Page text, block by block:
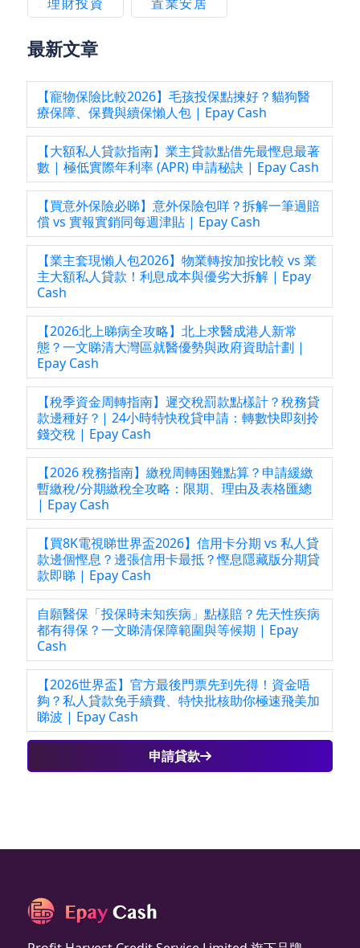
最新文章
【寵物保險比較2026】毛孩投保點揀好？貓狗醫
療保障、保費與續保懶人包 | Epay Cash
【大額私人貸款指南】業主貸款點借先最慳息最著
數 | 極低實際年利率 (APR) 申請秘訣 | Epay Cash
【買意外保險必睇】意外保險包咩？拆解一筆過賠
償 vs 實報實銷同每週津貼 | Epay Cash
【業主套現懶人包2026】物業轉按加按比較 vs 業
主大額私人貸款！利息成本與優劣大拆解 | Epay
Cash
【2026北上睇病全攻略】北上求醫成港人新常
態？一文睇清大灣區就醫優勢與政府資助計劃 |
Epay Cash
【稅季資金周轉指南】遲交稅罰款點樣計？稅務貸
款邊種好？| 24小時特快稅貸申請：轉數快即刻拎
錢交稅 | Epay Cash
【2026 稅務指南】繳稅周轉困難點算？申請緩繳
暫繳稅/分期繳稅全攻略：限期、理由及表格匯總
| Epay Cash
【買8K電視睇世界盃2026】信用卡分期 vs 私人貸
款邊個慳息？邊張信用卡最抵？慳息隱藏版分期貸
款即睇 | Epay Cash
自願醫保「投保時未知疾病」點樣賠？先天性疾病
都有得保？一文睇清保障範圍與等候期 | Epay
Cash
【2026世界盃】官方最後門票先到先得！資金唔
夠？私人貸款免手續費、特快批核助你極速飛美加
睇波 | Epay Cash
申請貸款